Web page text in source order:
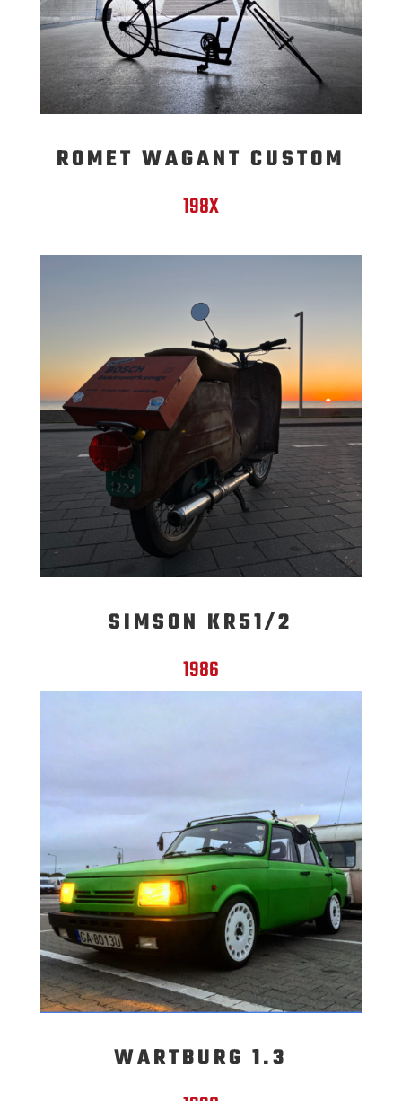
ROMET WAGANT CUSTOM
198X
SIMSON KR51/2
1986
WARTBURG 1.3